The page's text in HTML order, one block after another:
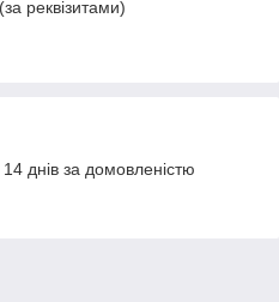
реквізитами)
днів за домовленістю